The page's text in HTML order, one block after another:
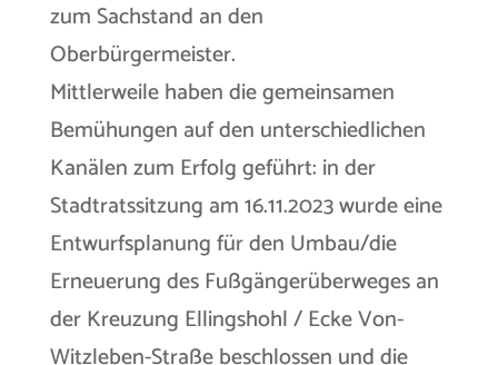
zum Sachstand an den
Oberbürgermeister.
Mittlerweile haben die gemeinsamen
Bemühungen auf den unterschiedlichen
Kanälen zum Erfolg geführt: in der
Stadtratssitzung am 16.11.2023 wurde eine
Entwurfsplanung für den Umbau/die
Erneuerung des Fußgängerüberweges an
der Kreuzung Ellingshohl / Ecke Von-
Witzleben-Straße beschlossen und die